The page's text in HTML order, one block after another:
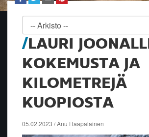
LAURI
KOKEMUSTA JA
KILOMETREJÄ
KUOPIOSTA
05.02.2023 / Anu Haapalainen